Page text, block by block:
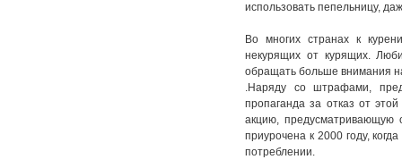
использовать пепельницу,
Во многих странах к
некурящих от курящих.
обращать больше внимания
.Наряду со штрафами,
пропаганда за отказ от
акцию, предусматривающую
приурочена к 2000 году,
потреблении.